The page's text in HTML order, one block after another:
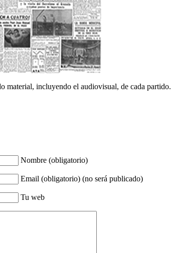
material, incluyendo el audiovisual, de cada partido.
Nombre (obligatorio)
Email (obligatorio) (no será publicado)
Tu web